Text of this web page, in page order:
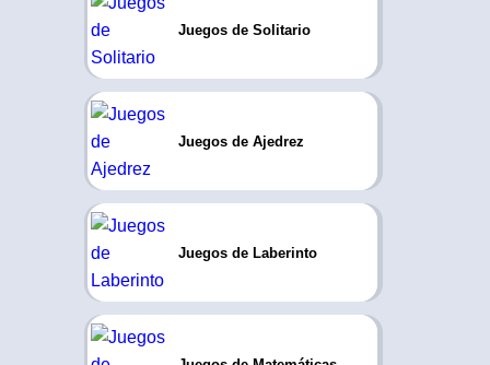
Juegos de Solitario
Juegos de Ajedrez
Juegos de Laberinto